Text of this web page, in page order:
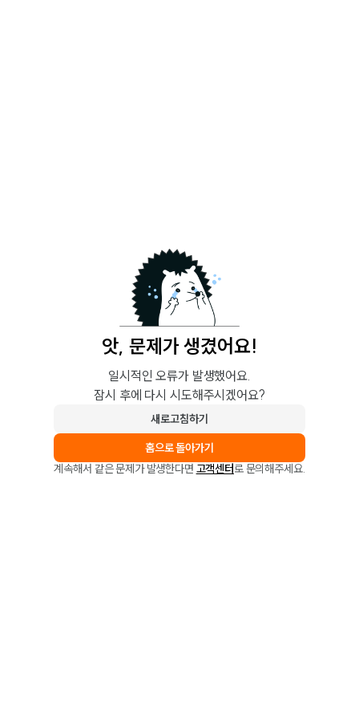
앗, 문제가 생겼어요!
일시적인 오류가 발생했어요.
잠시 후에 다시 시도해주시겠어요?
새로고침하기
홈으로 돌아가기
계속해서 같은 문제가 발생한다면 고객센터로 문의해주세요.